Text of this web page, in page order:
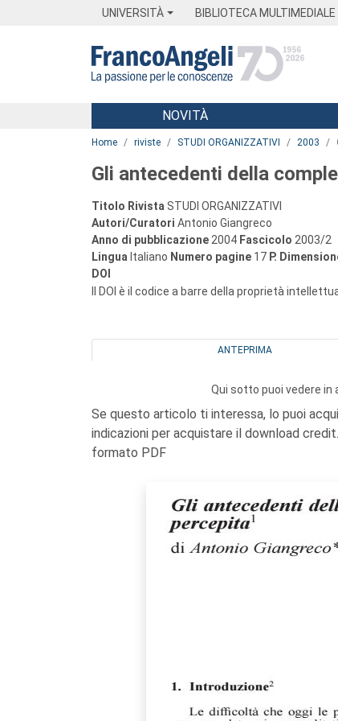
UNIVERSITÀ BIBLIOTECA MULTIMEDIALE
Menu
NOVITÀ
Home riviste STUDI ORGANIZZATIVI 2003
Gli antecedenti della
Titolo Rivista STUDI ORGANIZZATIVI
Autori/Curatori Antonio Giangreco
Anno di pubblicazione 2004 Fascicolo 2003/2
Lingua Italiano Numero pagine 17 P.
DOI
Il DOI è il codice a barre della proprietà
ANTEPRIMA
Qui sotto puoi vedere in
Se questo articolo ti interessa, lo puoi
indicazioni per acquistare il download credit.
formato PDF